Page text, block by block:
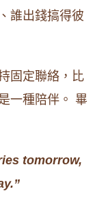
誰出錢搞得彼
固定聯絡，比
一種陪伴。 畢
tomorrow,